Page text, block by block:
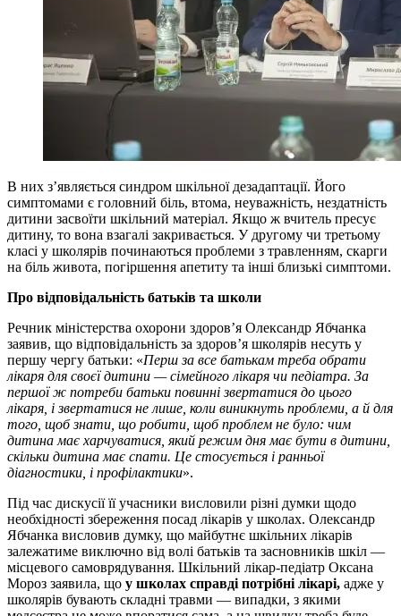
В них з’являється синдром шкільної дезадаптації. Його
симптомами є головний біль, втома, неуважність, нездатність
дитини засвоїти шкільний матеріал. Якщо ж вчитель пресує
дитину, то вона взагалі закривається. У другому чи третьому
класі у школярів починаються проблеми з травленням, скарги
на біль живота, погіршення апетиту та інші близькі симптоми.
Про відповідальність батьків та школи
Речник міністерства охорони здоров’я Олександр Ябчанка
заявив, що відповідальність за здоров’я школярів несуть у
першу чергу батьки: «Перш за все батькам треба обрати
лікаря для своєї дитини — cімейного лікаря чи педіатра. За
першої ж потреби батьки повинні звертатися до цього
лікаря, і звертатися не лише, коли виникнуть проблеми, а й для
того, щоб знати, що робити, щоб проблем не було: чим
дитина має харчуватися, який режим дня має бути в дитини,
скільки дитина має спати. Це стосується і ранньої
діагностики, і профілактики».
Під час дискусії її учасники висловили різні думки щодо
необхідності збереження посад лікарів у школах. Олександр
Ябчанка висловив думку, що майбутнє шкільних лікарів
залежатиме виключно від волі батьків та засновників шкіл —
місцевого самоврядування. Шкільний лікар-педіатр Оксана
Мороз заявила, що у школах справді потрібні лікарі, адже у
школярів бувають складні травми — випадки, з якими